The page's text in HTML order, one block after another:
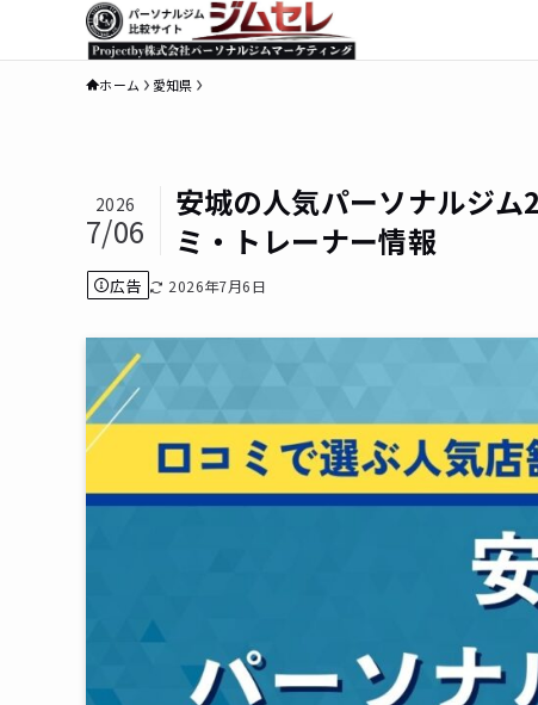
ホーム 愛知県
安城の人気パーソナルジ
ミ・トレーナー情報
2026
7/06
広告 2026年7月6日